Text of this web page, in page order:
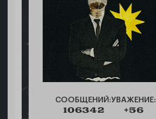
СООБЩЕНИЙ:
106342
УВАЖЕНИЕ:
+56